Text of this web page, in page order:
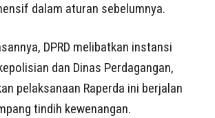
dalam aturan sebelumnya.
DPRD melibatkan instansi
dan Dinas Perdagangan,
pelaksanaan Raperda ini berjalan
tindih kewenangan.